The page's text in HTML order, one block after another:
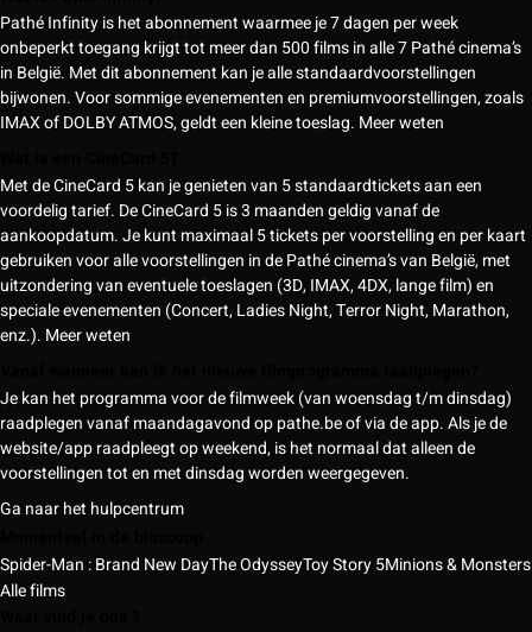
Pathé Infinity is het abonnement waarmee je 7 dagen per week
onbeperkt toegang krijgt tot meer dan 500 films in alle 7 Pathé cinema’s
in België. Met dit abonnement kan je alle standaardvoorstellingen
bijwonen. Voor sommige evenementen en premiumvoorstellingen, zoals
IMAX of DOLBY ATMOS, geldt een kleine toeslag. Meer weten
Met de CineCard 5 kan je genieten van 5 standaardtickets aan een
voordelig tarief. De CineCard 5 is 3 maanden geldig vanaf de
aankoopdatum. Je kunt maximaal 5 tickets per voorstelling en per kaart
gebruiken voor alle voorstellingen in de Pathé cinema’s van België, met
uitzondering van eventuele toeslagen (3D, IMAX, 4DX, lange film) en
speciale evenementen (Concert, Ladies Night, Terror Night, Marathon,
enz.). Meer weten
Je kan het programma voor de filmweek (van woensdag t/m dinsdag)
raadplegen vanaf maandagavond op pathe.be of via de app. Als je de
website/app raadpleegt op weekend, is het normaal dat alleen de
voorstellingen tot en met dinsdag worden weergegeven.
Ga naar het hulpcentrum
Spider-Man : Brand New DayThe OdysseyToy Story 5Minions & Monsters
Alle films